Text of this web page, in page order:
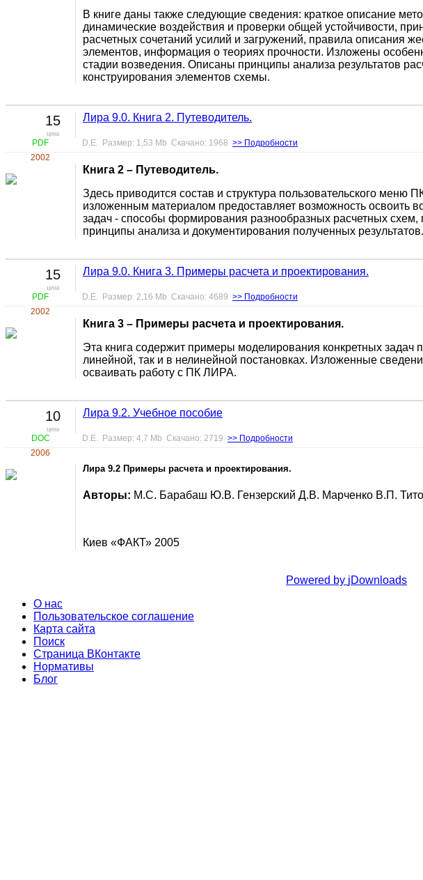
В книге даны также следующие сведения: краткое описание
динамические воздействия и проверки общей устойчивости,
расчетных сочетаний усилий и загружений, правила описания
элементов, информация о теориях прочности. Изложены
стадии возведения. Описаны принципы анализа результатов
конструирования элементов схемы.
15
цена
PDF
2002
Лира 9.0. Книга 2. Путеводитель.
D.E. Размер: 1,53 Mb Скачано: 1968 >> Подробности
Книга 2 – Путеводитель.
Здесь приводится состав и структура пользовательского меню
изложенным материалом предоставляет возможность освоить
задач - способы формирования разнообразных расчетных схем,
принципы анализа и документирования полученных результатов.
15
цена
PDF
2002
Лира 9.0. Книга 3. Примеры расчета и проектирования.
D.E. Размер: 2,16 Mb Скачано: 4689 >> Подробности
Книга 3 – Примеры расчета и проектирования.
Эта книга содержит примеры моделирования конкретных задач
линейной, так и в нелинейной постановках. Изложенные
осваивать работу с ПК ЛИРА.
10
цена
DOC
2006
Лира 9.2. Учебное пособие
D.E. Размер: 4,7 Mb Скачано: 2719 >> Подробности
Лира 9.2 Примеры расчета и проектирования.
Авторы: М.С. Барабаш Ю.В. Гензерский Д.В. Марченко В.П.
Киев «ФАКТ» 2005
Powered by jDownloads
О нас
Пользовательское соглашение
Карта сайта
Поиск
Страница ВКонтакте
Нормативы
Блог